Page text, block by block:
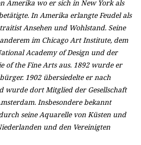
Amerika wo er sich in New York als
In Amerika erlangte Feudel als
Ansehen und Wohlstand. Seine
im Chicago Art Institute, dem
Academy of Design und der
of the Fine Arts aus. 1892 wurde er
1902 übersiedelte er nach
wurde dort Mitglied der Gesellschaft
Insbesondere bekannt
seine Aquarelle von Küsten und
und den Vereinigten